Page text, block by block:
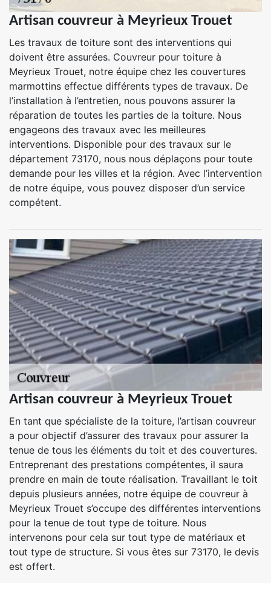
Artisan couvreur à Meyrieux Trouet
Les travaux de toiture sont des interventions qui
doivent être assurées. Couvreur pour toiture à
Meyrieux Trouet, notre équipe chez les couvertures
marmottins effectue différents types de travaux. De
l’installation à l’entretien, nous pouvons assurer la
réparation de toutes les parties de la toiture. Nous
engageons des travaux avec les meilleures
interventions. Disponible pour des travaux sur le
département 73170, nous nous déplaçons pour toute
demande pour les villes et la région. Avec l’intervention
de notre équipe, vous pouvez disposer d’un service
compétent.
Artisan couvreur à Meyrieux Trouet
En tant que spécialiste de la toiture, l’artisan couvreur
a pour objectif d’assurer des travaux pour assurer la
tenue de tous les éléments du toit et des couvertures.
Entreprenant des prestations compétentes, il saura
prendre en main de toute réalisation. Travaillant le toit
depuis plusieurs années, notre équipe de couvreur à
Meyrieux Trouet s’occupe des différentes interventions
pour la tenue de tout type de toiture. Nous
intervenons pour cela sur tout type de matériaux et
tout type de structure. Si vous êtes sur 73170, le devis
est offert.